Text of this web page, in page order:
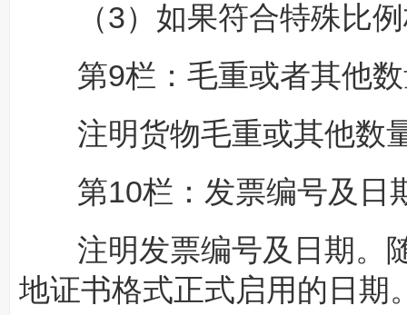
（3）如果符合特殊比例
第9栏：毛重或者其他
注明货物毛重或其他数
第10栏：发票编号及日
注明发票编号及日期。
地证书格式正式启用的日期